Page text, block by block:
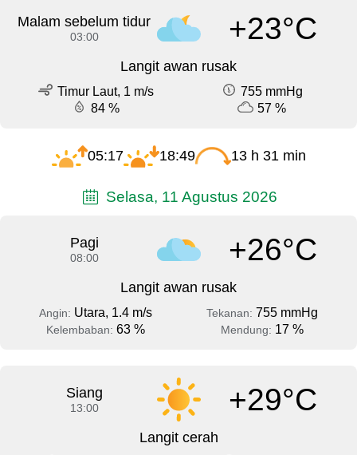
Malam sebelum tidur
03:00 +23°C
Langit awan rusak
Timur Laut, 1 m/s
755 mmHg
84 %
57 %
05:17 18:49 13 h 31 min
Selasa, 11 Agustus 2026
Pagi
08:00 +26°C
Langit awan rusak
Angin: Utara, 1.4 m/s Tekanan: 755 mmHg
Kelembaban: 63 % Mendung: 17 %
Siang
13:00 +29°C
Langit cerah